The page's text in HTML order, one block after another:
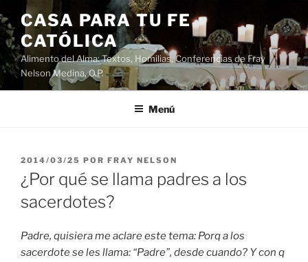
Saltar
al
contenido
CASA PARA TU FE
CATÓLICA
Alimento del Alma: Textos, Homilias, Conferencias de Fray
Nelson Medina, O.P.
Menú
PUBLICADO
EL
2014/03/25 POR FRAY NELSON
¿Por qué se llama padres a los
sacerdotes?
Padre, quisiera me aclare este tema: Porq a los
sacerdote se les llama: “Padre”, desde cuando? Y con q